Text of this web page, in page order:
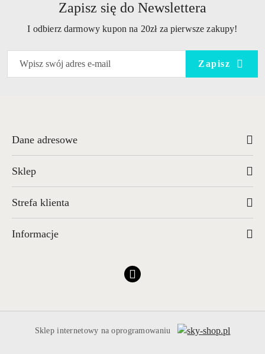
Zapisz się do Newslettera
I odbierz darmowy kupon na 20zł za pierwsze zakupy!
Zapisz
Dane adresowe
Sklep
Strefa klienta
Informacje
Sklep internetowy na oprogramowaniu